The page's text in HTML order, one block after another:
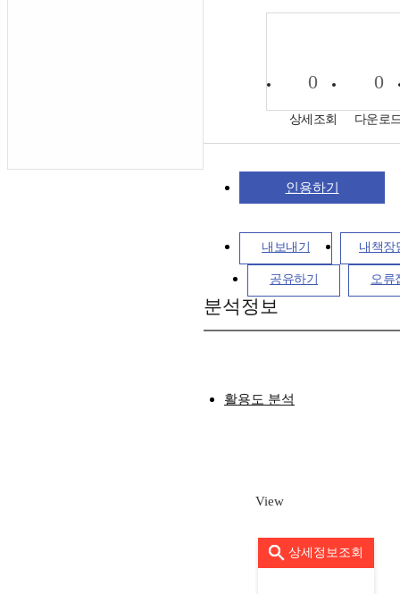
0
상세조회
0
다운로
인용하기
내보내기 내책장
공유하기 오류
분석정보
활용도 분석
View
상세정보조회